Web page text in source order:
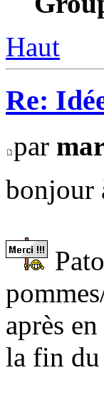
Haut
Re:
par
bonjour
après
la fin du